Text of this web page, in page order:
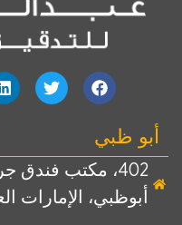
أبو ظبي
أبوظبي، الإمارات